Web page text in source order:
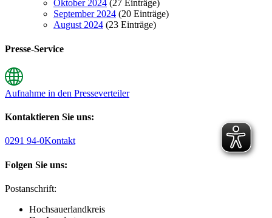
Oktober 2024 (27 Einträge)
September 2024 (20 Einträge)
August 2024 (23 Einträge)
Presse-Service
Aufnahme in den Presseverteiler
Kontaktieren Sie uns:
0291 94-0Kontakt
Folgen Sie uns:
Postanschrift:
Hochsauerlandkreis